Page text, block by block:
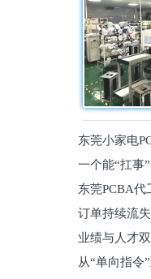
东莞小家电
员工一个能“扛事
东莞PCBA
维锁客法则
订单持续流
理死穴必须堵住
业绩与人才
从“单向指令